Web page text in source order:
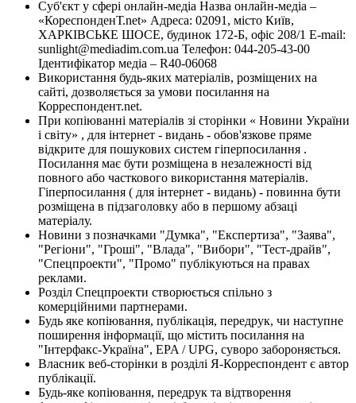
Суб'єкт у сфері онлайн-медіа Назва онлайн-медіа –
«КореспонденТ.net» Адреса: 02091, місто Київ,
ХАРКІВСЬКЕ ШОСЕ, будинок 172-Б, офіс 208/1 E-mail:
sunlight@mediadim.com.ua Телефон: 044-205-43-00
Ідентифікатор медіа – R40-06068
Використання будь-яких матеріалів, розміщених на
сайті, дозволяється за умови посилання на
Корреспондент.net.
При копіюванні матеріалів зі сторінки « Новини України
і світу» , для інтернет - видань - обов'язкове пряме
відкрите для пошукових систем гіперпосилання .
Посилання має бути розміщена в незалежності від
повного або часткового використання матеріалів.
Гіперпосилання ( для інтернет - видань) - повинна бути
розміщена в підзаголовку або в першому абзаці
матеріалу.
Новини з позначками "Думка", "Експертиза", "Заява",
"Регіони", "Гроші", "Влада", "Вибори", "Тест-драйв",
"Спецпроекти", "Промо" публікуються на правах
реклами.
Розділ Спецпроекти створюється спільно з
комерційними партнерами.
Будь яке копіювання, публікація, передрук, чи наступне
поширення інформації, що містить посилання на
"Інтерфакс-Україна", EPA / UPG, суворо забороняється.
Власник веб-сторінки в розділі Я-Корреспондент є автор
публікації.
Будь-яке копіювання, передрук та відтворення